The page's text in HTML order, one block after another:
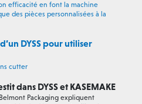
efficacité en font la machine
des pièces personnalisées à la
DYSS pour utiliser
cutter
dans DYSS et KASEMAKE
Packaging expliquent